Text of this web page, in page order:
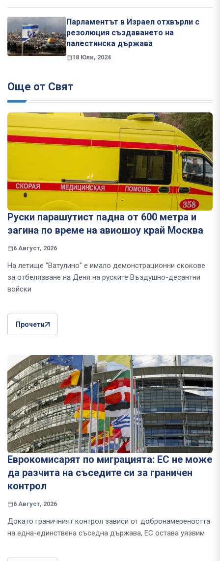
Парламентът в Израел отхвърли с
резолюция създаването на
палестинска държава
18 Юли, 2024
Още от Свят
Руски парашутист падна от 600 метра и
загина по време на авиошоу край Москва
6 Август, 2026
На летище "Ватулино" е имало демонстрационни скокове
за отбелязване на Деня на руските Въздушно-десантни
войски
Прочети
Еврокомисарят по миграцията: ЕС не може
да разчита на съседите си за граничен
контрол
6 Август, 2026
Докато граничният контрол зависи от добронамереността
на една-единствена съседна държава, ЕС остава уязвим